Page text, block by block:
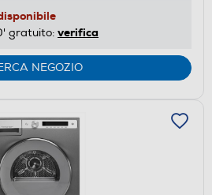
gratuito: verifica
NEGOZIO